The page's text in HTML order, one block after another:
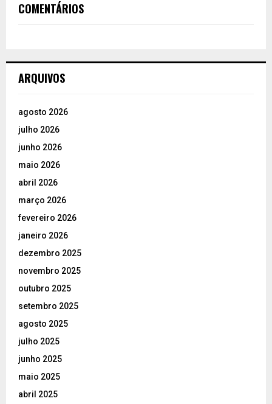
COMENTÁRIOS
ARQUIVOS
agosto 2026
julho 2026
junho 2026
maio 2026
abril 2026
março 2026
fevereiro 2026
janeiro 2026
dezembro 2025
novembro 2025
outubro 2025
setembro 2025
agosto 2025
julho 2025
junho 2025
maio 2025
abril 2025